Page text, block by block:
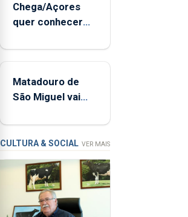
uma
harpa,
permitindo
reforçar
condições
de
ensino
instituição
Chega/Açores
quer conhecer
controlar a dívida
Matadouro de
São Miguel vai
requalificação
CULTURA & SOCIAL VER MAIS